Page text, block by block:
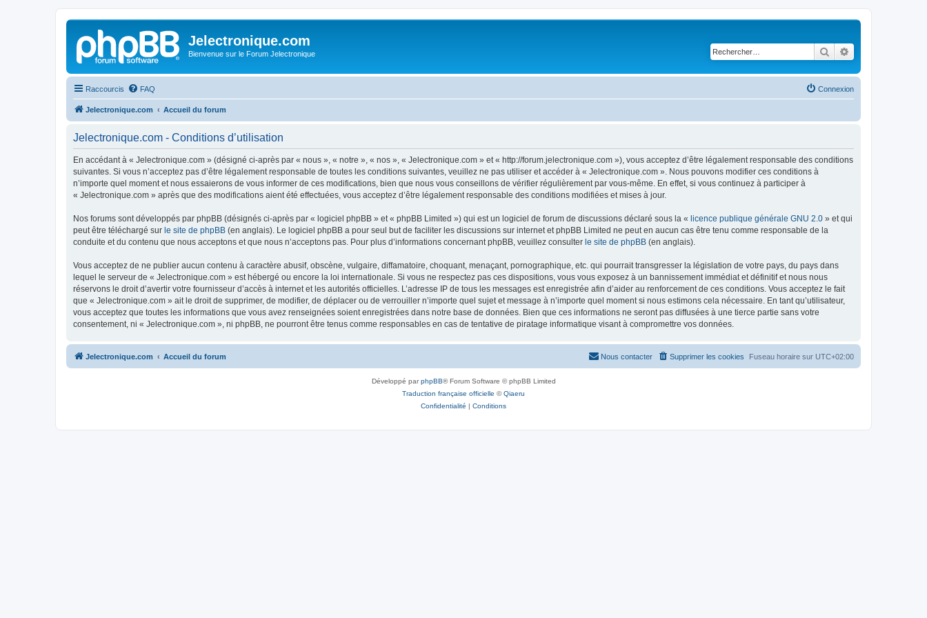
Jelectronique.com
Bienvenue sur le Forum Jelectronique Rechercher
Raccourcis FAQ Connexion
Jelectronique.com Accueil du forum
Jelectronique.com - Conditions d’utilisation
En accédant à « Jelectronique.com » (désigné ci-après par « nous », « notre », « nos », « Jelectronique.com » et « http://forum.jelectronique.com »), vous acceptez d’être légalement responsable des conditions
suivantes. Si vous n’acceptez pas d’être légalement responsable de toutes les conditions suivantes, veuillez ne pas utiliser et accéder à « Jelectronique.com ». Nous pouvons modifier ces conditions à
n’importe quel moment et nous essaierons de vous informer de ces modifications, bien que nous vous conseillons de vérifier régulièrement par vous-même. En effet, si vous continuez à participer à
« Jelectronique.com » après que des modifications aient été effectuées, vous acceptez d’être légalement responsable des conditions modifiées et mises à jour.
Nos forums sont développés par phpBB (désignés ci-après par « logiciel phpBB » et « phpBB Limited ») qui est un logiciel de forum de discussions déclaré sous la « licence publique générale GNU 2.0 » et qui
peut être téléchargé sur le site de phpBB (en anglais). Le logiciel phpBB a pour seul but de faciliter les discussions sur internet et phpBB Limited ne peut en aucun cas être tenu comme responsable de la
conduite et du contenu que nous acceptons et que nous n’acceptons pas. Pour plus d’informations concernant phpBB, veuillez consulter le site de phpBB (en anglais).
Vous acceptez de ne publier aucun contenu à caractère abusif, obscène, vulgaire, diffamatoire, choquant, menaçant, pornographique, etc. qui pourrait transgresser la législation de votre pays, du pays dans
lequel le serveur de « Jelectronique.com » est hébergé ou encore la loi internationale. Si vous ne respectez pas ces dispositions, vous vous exposez à un bannissement immédiat et définitif et nous nous
réservons le droit d’avertir votre fournisseur d’accès à internet et les autorités officielles. L’adresse IP de tous les messages est enregistrée afin d’aider au renforcement de ces conditions. Vous acceptez le fait
que « Jelectronique.com » ait le droit de supprimer, de modifier, de déplacer ou de verrouiller n’importe quel sujet et message à n’importe quel moment si nous estimons cela nécessaire. En tant qu’utilisateur,
vous acceptez que toutes les informations que vous avez renseignées soient enregistrées dans notre base de données. Bien que ces informations ne seront pas diffusées à une tierce partie sans votre
consentement, ni « Jelectronique.com », ni phpBB, ne pourront être tenus comme responsables en cas de tentative de piratage informatique visant à compromettre vos données.
Jelectronique.com Accueil du forum Fuseau horaire sur UTC+02:00
Supprimer les cookies
Nous contacter
Développé parphpBB® Forum Software © phpBB Limited
Traduction française officielle ©Qiaeru
Confidentialité | Conditions